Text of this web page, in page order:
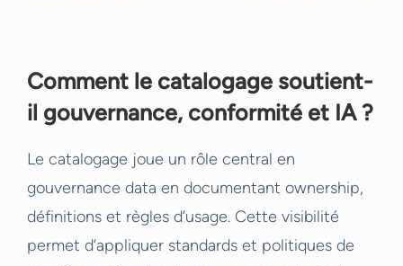
Comment le catalogage soutient-
il gouvernance, conformité et IA ?
Le catalogage joue un rôle central en
gouvernance data en documentant ownership,
définitions et règles d’usage. Cette visibilité
permet d’appliquer standards et politiques de